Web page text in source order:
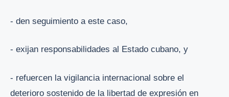
- den seguimiento a este caso,
- exijan responsabilidades al Estado cubano, y
- refuercen la vigilancia internacional sobre el
deterioro sostenido de la libertad de expresión en